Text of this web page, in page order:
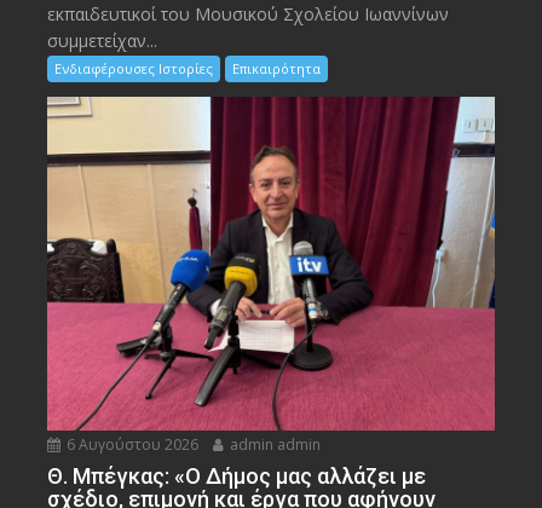
εκπαιδευτικοί του Μουσικού Σχολείου Ιωαννίνων
συμμετείχαν...
Ενδιαφέρουσες Ιστορίες Επικαιρότητα
6 Αυγούστου 2026 admin admin
Θ. Μπέγκας: «Ο Δήμος μας αλλάζει με
σχέδιο, επιμονή και έργα που αφήνουν